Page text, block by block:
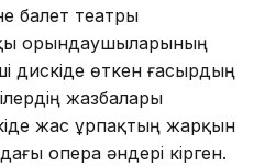
балет театры
орындаушыларының
дискіде өткен ғасырдың
жазбалары
жас ұрпақтың жарқын
опера әндері кірген.